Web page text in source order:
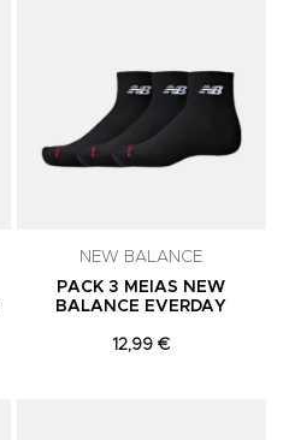
NEW BALANCE
PACK 3 MEIAS NEW
BALANCE EVERDAY
12,99 €